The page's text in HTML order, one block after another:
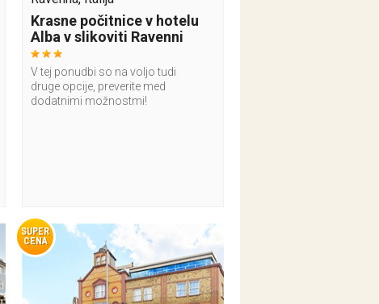
Krasne počitnice v hotelu
Alba v slikoviti Ravenni
V tej ponudbi so na voljo tudi
druge opcije, preverite med
dodatnimi možnostmi!
SUPER
CENA